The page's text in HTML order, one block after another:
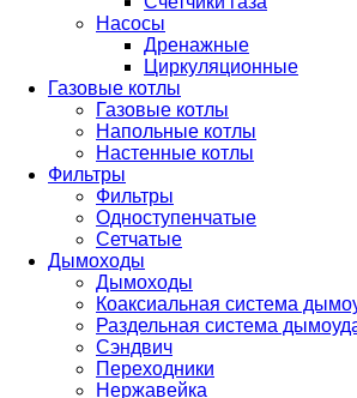
Насосы
Дренажные
Циркуляционные
Газовые котлы
Газовые котлы
Напольные котлы
Настенные котлы
Фильтры
Фильтры
Одноступенчатые
Сетчатые
Дымоходы
Дымоходы
Коаксиальная система
Раздельная система
Сэндвич
Переходники
Нержавейка